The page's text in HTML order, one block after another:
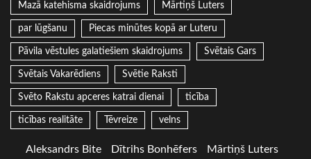
Mazā katehisma skaidrojums Mārtiņš Luters
par lūgšanu Piecas minūtes kopā ar Luteru
Pāvila vēstules galatiešiem skaidrojums Svētais Gars
Svētais Vakarēdiens Svētie Raksti
Svēto Rakstu apceres katrai dienai ticība
ticības realitāte Tēvreize velns
Aleksandrs Bite Dītrihs Bonhēfers Mārtiņš Luters